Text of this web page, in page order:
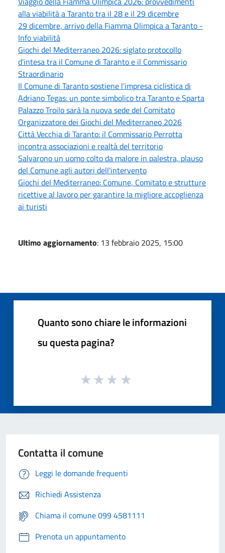
alla viabilità a Taranto tra il 28 e il 29 dicembre
29 dicembre, arrivo della Fiamma Olimpica a Taranto -
Info viabilità
Giochi del Mediterraneo 2026: siglato protocollo
d’intesa tra il Comune di Taranto e il Commissario
Straordinario
Il Comune di Taranto sostiene l’impresa ciclistica di
Adriano Tegas: un ponte simbolico tra Taranto e Sparta
Palazzo Troilo sarà la nuova sede del Comitato
Organizzatore dei Giochi del Mediterraneo 2026
Città Vecchia di Taranto: il Commissario Perrotta
incontra associazioni e realtà del territorio
Salvarono un uomo colto da malore in palestra, plauso
del Comune agli autori dell'intervento
Giochi del Mediterraneo: Comune, Comitato e strutture
ricettive al lavoro per garantire la migliore accoglienza
ai turisti
Ultimo aggiornamento: 13 febbraio 2025, 15:00
Quanto sono chiare le informazioni
su questa pagina?
Contatta il comune
Leggi le domande frequenti
Richiedi Assistenza
Chiama il comune 099 4581111
Prenota un appuntamento